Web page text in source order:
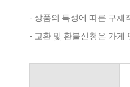
- 상품의 특성에 따른 구체
- 교환 및 환불신청은 가게